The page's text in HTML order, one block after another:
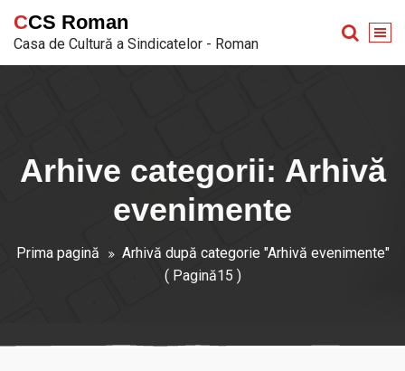
conținut
CCS Roman
Casa de Cultură a Sindicatelor - Roman
Arhive categorii: Arhivă
evenimente
Prima pagină
Arhivă după categorie "Arhivă evenimente"
( Pagină15 )